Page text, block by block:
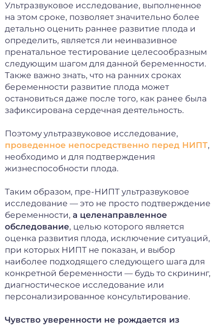
Ультразвуковое исследование, выполненное
на этом сроке, позволяет значительно более
детально оценить раннее развитие плода и
определить, является ли неинвазивное
пренатальное тестирование целесообразным
следующим шагом для данной беременности.
Также важно знать, что на ранних сроках
беременности развитие плода может
остановиться даже после того, как ранее была
зафиксирована сердечная деятельность.
Поэтому ультразвуковое исследование,
проведенное непосредственно перед НИПТ,
необходимо и для подтверждения
жизнеспособности плода.
Таким образом, пре-НИПТ ультразвуковое
исследование — это не просто подтверждение
беременности, а целенаправленное
обследование, целью которого является
оценка развития плода, исключение ситуаций,
при которых НИПТ не показан, и выбор
наиболее подходящего следующего шага для
конкретной беременности — будь то скрининг,
диагностическое исследование или
персонализированное консультирование.
Чувство уверенности не рождается из